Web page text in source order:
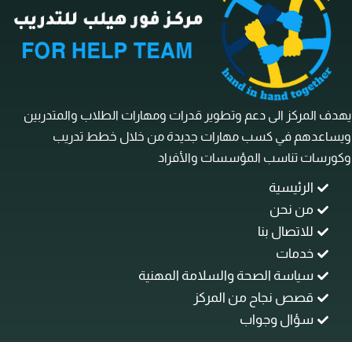
المركز الى دعم وتطوير قدرات ومهارات الطلاب والمتدربين
في كسب مهارات جديدة من خلال خطط تدريب
تناسب المؤسسات والأفراد
الرئيسية
من نحن
للاتصال بنا
خدمات
سياسة الصحة والسلامة المهنية
قصص نجاح من المركز
سؤال وجواب